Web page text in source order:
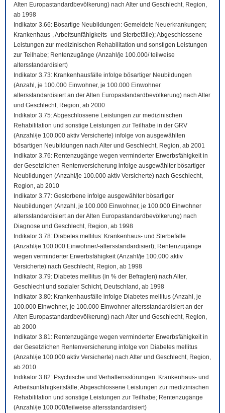
Alten Europastandardbevölkerung) nach Alter und Geschlecht, Region,
ab 1998
Indikator 3.66: Bösartige Neubildungen: Gemeldete Neuerkrankungen;
Krankenhaus-, Arbeitsunfähigkeits- und Sterbefälle); Abgeschlossene
Leistungen zur medizinischen Rehabilitation und sonstigen Leistungen
zur Teilhabe; Rentenzugänge (Anzahl/je 100.000/ teilweise
altersstandardisiert)
Indikator 3.73: Krankenhausfälle infolge bösartiger Neubildungen
(Anzahl, je 100.000 Einwohner, je 100.000 Einwohner
altersstandardisiert an der Alten Europastandardbevölkerung) nach Alter
und Geschlecht, Region, ab 2000
Indikator 3.75: Abgeschlossene Leistungen zur medizinischen
Rehabilitation und sonstige Leistungen zur Teilhabe in der GRV
(Anzahl/je 100.000 aktiv Versicherte) infolge von ausgewählten
bösartigen Neubildungen nach Alter und Geschlecht, Region, ab 2001
Indikator 3.76: Rentenzugänge wegen verminderter Erwerbsfähigkeit in
der Gesetzlichen Rentenversicherung infolge ausgewählter bösartiger
Neubildungen (Anzahl/je 100.000 aktiv Versicherte) nach Geschlecht,
Region, ab 2010
Indikator 3.77: Gestorbene infolge ausgewählter bösartiger
Neubildungen (Anzahl, je 100.000 Einwohner, je 100.000 Einwohner
altersstandardisiert an der Alten Europastandardbevölkerung) nach
Diagnose und Geschlecht, Region, ab 1998
Indikator 3.78: Diabetes mellitus: Krankenhaus- und Sterbefälle
(Anzahl/je 100.000 Einwohner/-altersstandardisiert); Rentenzugänge
wegen verminderter Erwerbsfähigkeit (Anzahl/je 100.000 aktiv
Versicherte) nach Geschlecht, Region, ab 1998
Indikator 3.79: Diabetes mellitus (in % der Befragten) nach Alter,
Geschlecht und sozialer Schicht, Deutschland, ab 1998
Indikator 3.80: Krankenhausfälle infolge Diabetes mellitus (Anzahl, je
100.000 Einwohner, je 100.000 Einwohner altersstandardisiert an der
Alten Europastandardbevölkerung) nach Alter und Geschlecht, Region,
ab 2000
Indikator 3.81: Rentenzugänge wegen verminderter Erwerbsfähigkeit in
der Gesetzlichen Rentenversicherung infolge von Diabetes mellitus
(Anzahl/je 100.000 aktiv Versicherte) nach Alter und Geschlecht, Region,
ab 2010
Indikator 3.82: Psychische und Verhaltensstörungen: Krankenhaus- und
Arbeitsunfähigkeitsfälle; Abgeschlossene Leistungen zur medizinischen
Rehabilitation und sonstige Leistungen zur Teilhabe; Rentenzugänge
(Anzahl/je 100.000/teilweise altersstandardisiert)